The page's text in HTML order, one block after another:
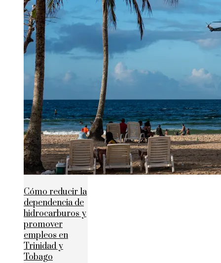
Cómo reducir la
dependencia de
hidrocarburos y
promover
empleos en
Trinidad y
Tobago